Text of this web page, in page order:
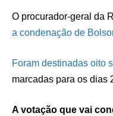
O procurador-geral da
a condenação de
Foram destinadas oito
marcadas para os dias
A votação que vai